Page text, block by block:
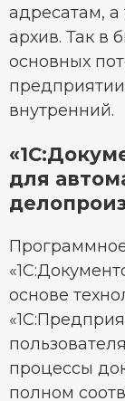
адресатам,
архив. Так в
основных
внутренний.
для
основе
процессы
полном